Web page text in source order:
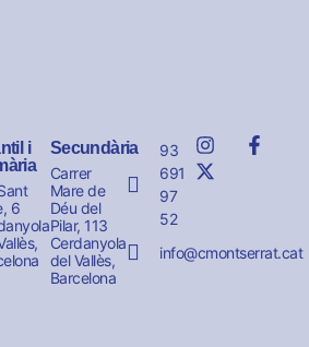
i
6
Secundària
Carrer
Mare de
Déu del
Pilar, 113
Cerdanyola
del Vallès,
Barcelona
93
691
97
52
info@cmontserrat.cat